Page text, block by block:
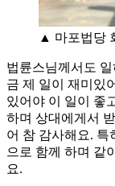
▲ 마포법당
법륜스님께서도
금 제 일이 재미있
있어야 이 일이 좋
하며 상대에게서
어 참 감사해요. 특
으로 함께 하며 같
요.